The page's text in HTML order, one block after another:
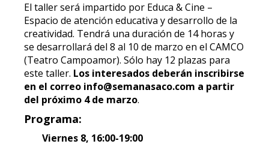
El taller será impartido por Educa & Cine –
Espacio de atención educativa y desarrollo de la
creatividad. Tendrá una duración de 14 horas y
se desarrollará del 8 al 10 de marzo en el CAMCO
(Teatro Campoamor). Sólo hay 12 plazas para
este taller. Los interesados deberán inscribirse
en el correo info@semanasaco.com a partir
del próximo 4 de marzo.
Programa:
Viernes 8, 16:00-19:00